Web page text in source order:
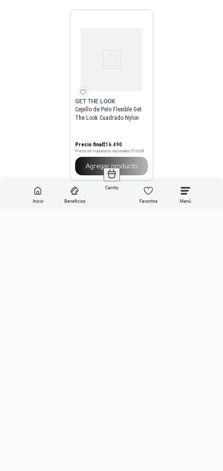
Inicio Beneficios
Carrito
Favoritos
GET THE LOOK
Cepillo de Pelo Flexible Get
The Look Cuadrado Nylon
Precio final$16.490
Precio sin impuestos nacionales $13.628
Agregar producto